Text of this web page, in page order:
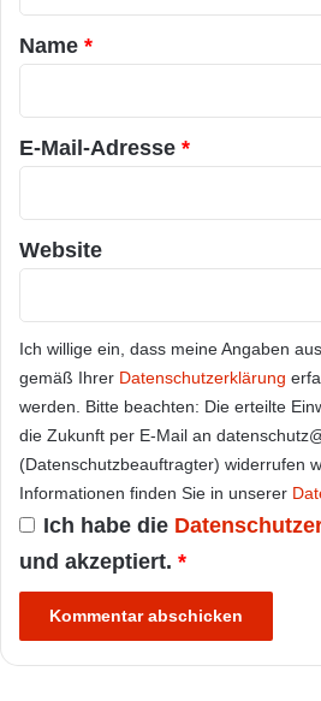
a
r
*
Name *
E-Mail-Adresse *
Website
Ich willige ein, dass meine Angaben
gemäß Ihrer Datenschutzerklärung
werden. Bitte beachten: Die erteilte
die Zukunft per E-Mail an
(Datenschutzbeauftragter) widerrufen
Informationen finden Sie in unserer
Ich habe die
und akzeptiert. *